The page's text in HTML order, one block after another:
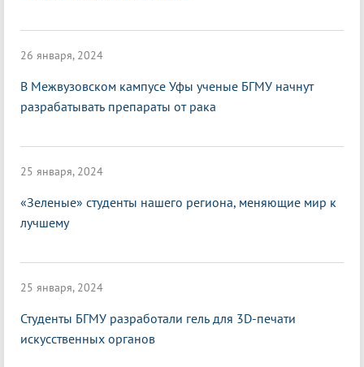
26 января, 2024
В Межвузовском кампусе Уфы ученые БГМУ начнут
разрабатывать препараты от рака
25 января, 2024
«Зеленые» студенты нашего региона, меняющие мир к
лучшему
25 января, 2024
Студенты БГМУ разработали гель для 3D-печати
искусственных органов